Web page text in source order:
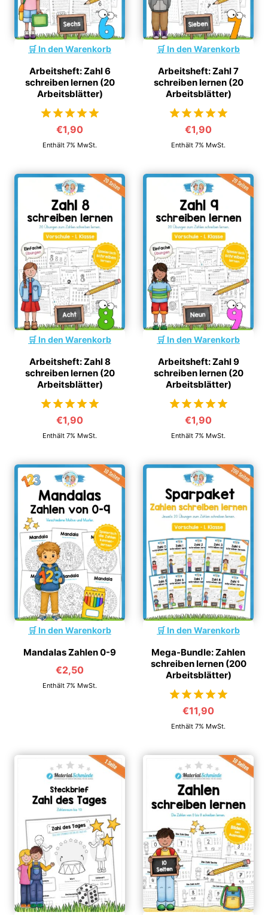
In den Warenkorb
Arbeitsheft: Zahl 6
schreiben lernen (20
Arbeitsblätter)
von 5
€1,90
Enthält 7% MwSt.
In den Warenkorb
Arbeitsheft: Zahl 7
schreiben lernen (20
Arbeitsblätter)
von 5
€1,90
Enthält 7% MwSt.
In den Warenkorb
Arbeitsheft: Zahl 8
schreiben lernen (20
Arbeitsblätter)
von 5
€1,90
Enthält 7% MwSt.
In den Warenkorb
Arbeitsheft: Zahl 9
schreiben lernen (20
Arbeitsblätter)
von 5
€1,90
Enthält 7% MwSt.
In den Warenkorb
Mandalas Zahlen 0-9
€2,50
Enthält 7% MwSt.
In den Warenkorb
Mega-Bundle: Zahlen
schreiben lernen (200
Arbeitsblätter)
von 5
€11,90
Enthält 7% MwSt.